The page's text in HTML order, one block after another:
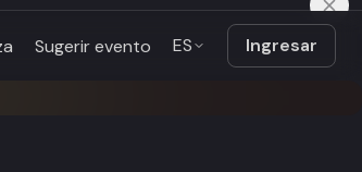
Sugerir evento ES Ingresar